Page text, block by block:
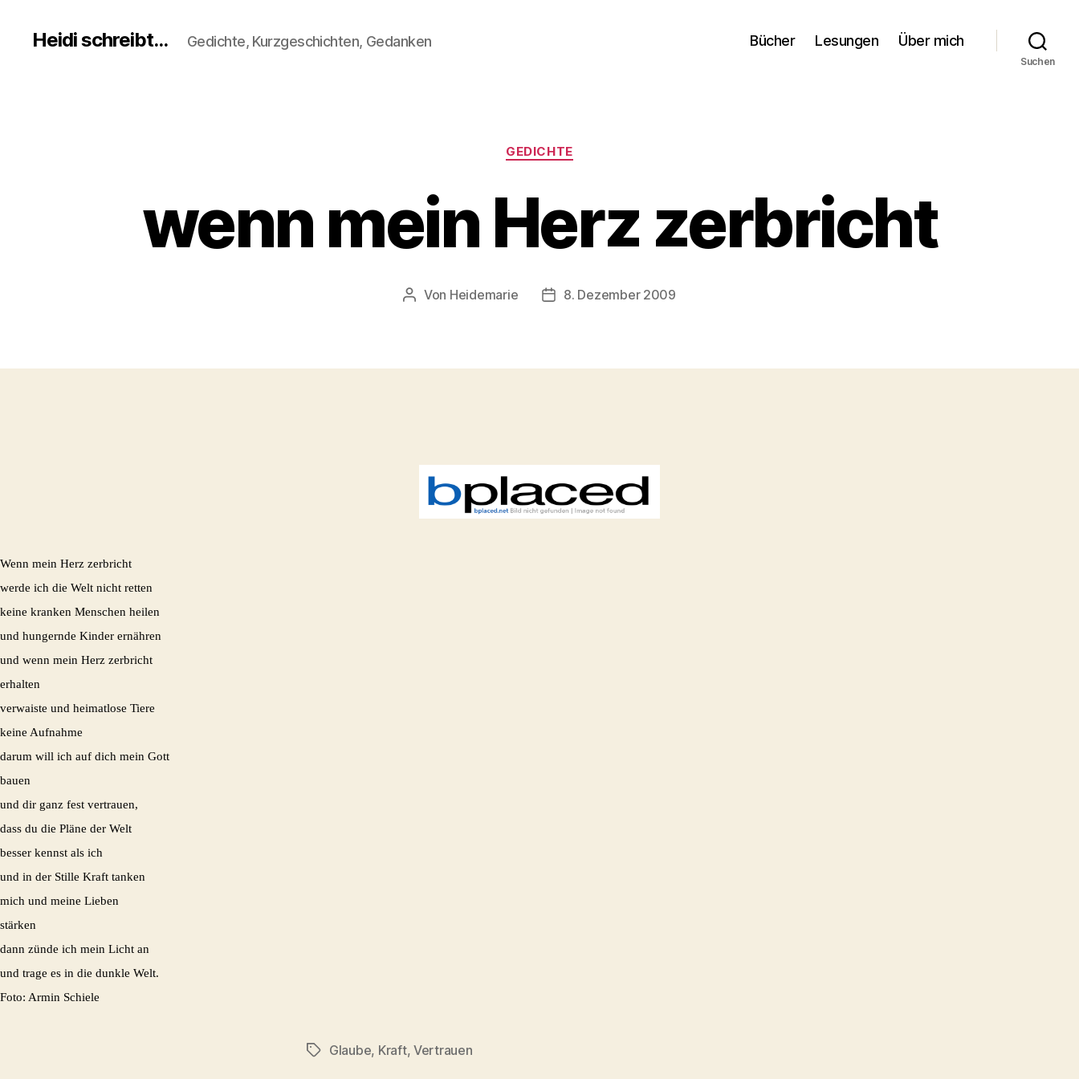
Heidi schreibt... Gedichte, Kurzgeschichten, Gedanken Bücher Lesungen Über mich
Suchen
Kategorien
GEDICHTE
wenn mein Herz zerbricht
Beitragsautor
Von Heidemarie Veröffentlichungsdatum
8. Dezember 2009
Wenn mein Herz zerbricht
werde ich die Welt nicht retten
keine kranken Menschen heilen
und hungernde Kinder ernähren
und wenn mein Herz zerbricht
erhalten
verwaiste und heimatlose Tiere
keine Aufnahme
darum will ich auf dich mein Gott
bauen
und dir ganz fest vertrauen,
dass du die Pläne der Welt
besser kennst als ich
und in der Stille Kraft tanken
mich und meine Lieben
stärken
dann zünde ich mein Licht an
und trage es in die dunkle Welt.
Foto: Armin Schiele
Schlagwörter
Glaube, Kraft, Vertrauen